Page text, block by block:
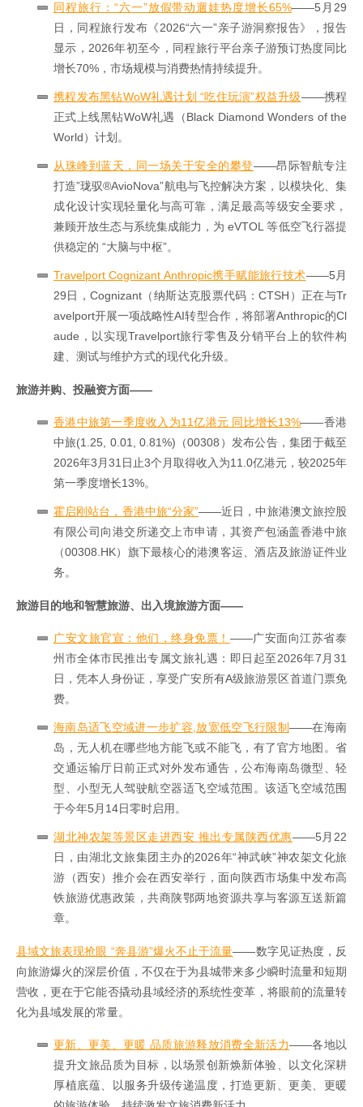
同程旅行：“六一”放假带动遛娃热度增长65%——5月29
日，同程旅行发布《2026“六一”亲子游洞察报告》，报告
显示，2026年初至今，同程旅行平台亲子游预订热度同比
增长70%，市场规模与消费热情持续提升。
携程发布黑钻WoW礼遇计划 “吃住玩演”权益升级——携程
正式上线黑钻WoW礼遇（Black Diamond Wonders of the
World）计划。
从珠峰到蓝天，同一场关于安全的攀登——昂际智航专注
打造”珑驭®AvioNova”航电与飞控解决方案，以模块化、集
成化设计实现轻量化与高可靠，满足最高等级安全要求，
兼顾开放生态与系统集成能力，为 eVTOL 等低空飞行器提
供稳定的 “大脑与中枢”。
Travelport Cognizant Anthropic携手赋能旅行技术——5月
29日，Cognizant（纳斯达克股票代码：CTSH）正在与Tr
avelport开展一项战略性AI转型合作，将部署Anthropic的Cl
aude，以实现Travelport旅行零售及分销平台上的软件构
建、测试与维护方式的现代化升级。
旅游并购、投融资方面——
香港中旅第一季度收入为11亿港元 同比增长13%——香港
中旅(1.25, 0.01, 0.81%)（00308）发布公告，集团于截至
2026年3月31日止3个月取得收入为11.0亿港元，较2025年
第一季度增长13%。
霍启刚站台，香港中旅“分家”——近日，中旅港澳文旅控股
有限公司向港交所递交上市申请，其资产包涵盖香港中旅
（00308.HK）旗下最核心的港澳客运、酒店及旅游证件业
务。
旅游目的地和智慧旅游、出入境旅游方面——
广安文旅官宣：他们，终身免票！ ——广安面向江苏省泰
州市全体市民推出专属文旅礼遇：即日起至2026年7月31
日，凭本人身份证，享受广安所有A级旅游景区首道门票免
费。
海南岛适飞空域进一步扩容,放宽低空飞行限制——在海南
岛，无人机在哪些地方能飞或不能飞，有了官方地图。省
交通运输厅日前正式对外发布通告，公布海南岛微型、轻
型、小型无人驾驶航空器适飞空域范围。该适飞空域范围
于今年5月14日零时启用。
湖北神农架等景区走进西安 推出专属陕西优惠——5月22
日，由湖北文旅集团主办的2026年“神武峡”神农架文化旅
游（西安）推介会在西安举行，面向陕西市场集中发布高
铁旅游优惠政策，共商陕鄂两地资源共享与客源互送新篇
章。
县域文旅表现抢眼 “奔县游”爆火不止于流量——数字见证热度，反
向旅游爆火的深层价值，不仅在于为县城带来多少瞬时流量和短期
营收，更在于它能否撬动县域经济的系统性变革，将眼前的流量转
化为县域发展的常量。
更新、更美、更暖 品质旅游释放消费全新活力——各地以
提升文旅品质为目标，以场景创新焕新体验、以文化深耕
厚植底蕴、以服务升级传递温度，打造更新、更美、更暖